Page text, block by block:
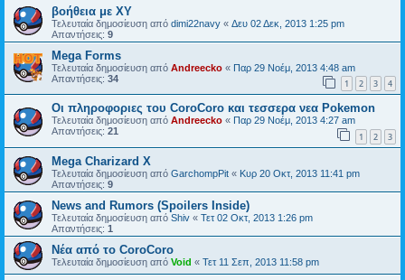
βοήθεια με XY
Τελευταία δημοσίευση από dimi22navy « Δευ 02 Δεκ, 2013 1:25 pm
Απαντήσεις: 9
Mega Forms
Τελευταία δημοσίευση από Andreecko « Παρ 29 Νοέμ, 2013 4:48 am
Απαντήσεις: 34 1 2 3 4
Οι πληροφοριες του CoroCoro και τεσσερα νεα Pokemon
Τελευταία δημοσίευση από Andreecko « Παρ 29 Νοέμ, 2013 4:27 am
Απαντήσεις: 21 1 2 3
Mega Charizard X
Τελευταία δημοσίευση από GarchompPit « Κυρ 20 Οκτ, 2013 11:41 pm
Απαντήσεις: 9
News and Rumors (Spoilers Inside)
Τελευταία δημοσίευση από Shiv « Τετ 02 Οκτ, 2013 1:26 pm
Απαντήσεις: 1
Νέα από το CoroCoro
Τελευταία δημοσίευση από Void « Τετ 11 Σεπ, 2013 11:58 pm